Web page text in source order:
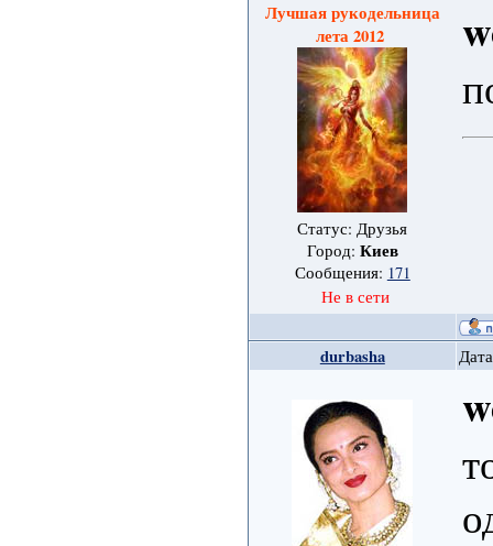
Лучшая рукодельница
лета 2012
Статус: Друзья
Город: Киев
Сообщения: 171
Не в сети
durbasha